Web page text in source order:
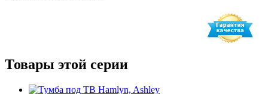
Товары этой серии